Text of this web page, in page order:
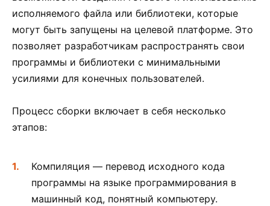
исполняемого файла или библиотеки, которые
могут быть запущены на целевой платформе. Это
позволяет разработчикам распространять свои
программы и библиотеки с минимальными
усилиями для конечных пользователей.
Процесс сборки включает в себя несколько
этапов:
Компиляция — перевод исходного кода
программы на языке программирования в
машинный код, понятный компьютеру.